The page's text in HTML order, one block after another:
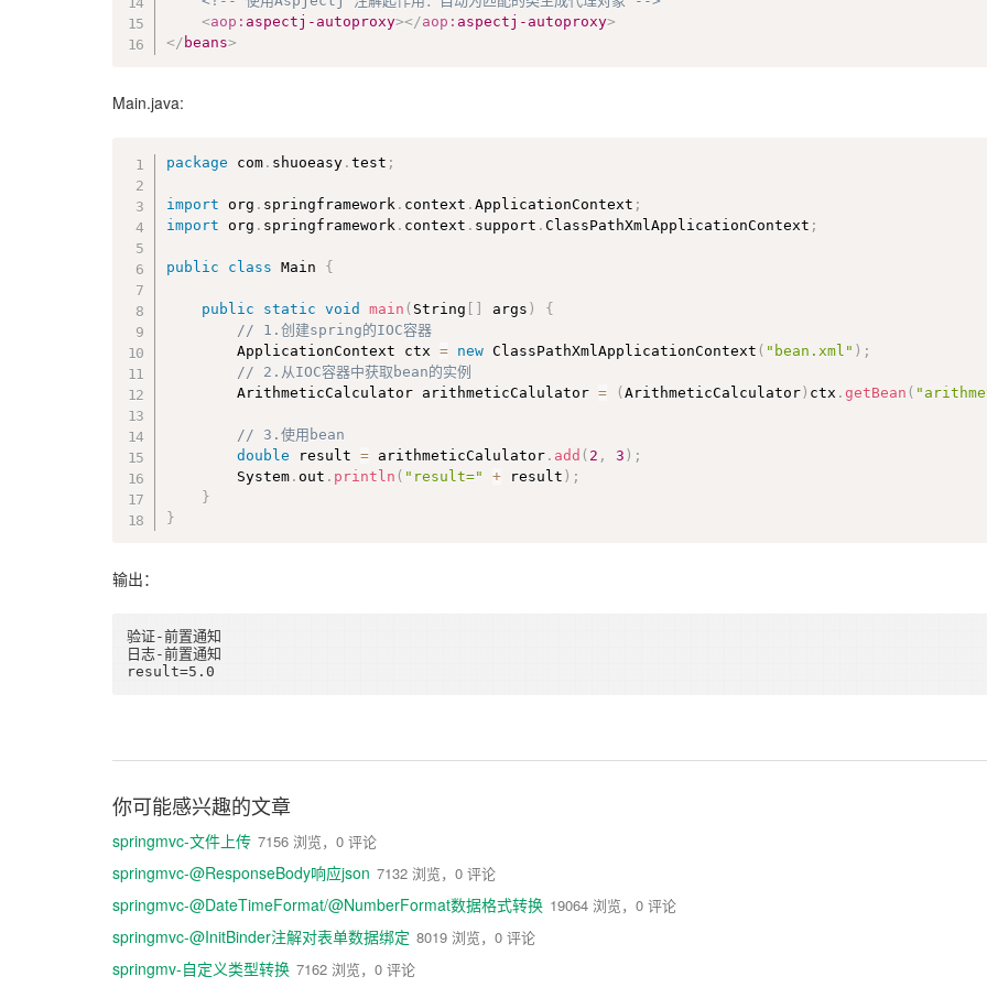
<aop: aspectj-autoproxy></aop: aspectj-autoproxy>
</ beans>
Main.java:
package com . shuoeasy .test ;
import org . springframework . context .ApplicationContext ;
import org . springframework . context . support .ClassPathXmlApplicationContext ;
public class Main {
public static void main ( String args )
{
// 1.创建spring的IOC容器
		ApplicationContext ctx
= new ClassPathXmlApplicationContext ( "bean.xml" ) ;
// 2.从IOC容器中获取bean的实例
		ArithmeticCalculator arithmeticCalulator
= (ArithmeticCalculator ) ctx .getBean (
// 3.使用bean
double result = arithmeticCalulator . add ( 2 , 3 ) ;
		System
. out . println ( "result=" + result ) ;
}
}
输出：
验证-前置通知
日志-前置通知
result=5.0
你可能感兴趣的文章
springmvc-文件上传 7156 浏览，0 评论
springmvc-@ResponseBody响应json 7132 浏览，0 评论
springmvc-@DateTimeFormat/@NumberFormat数据格式转换 19064 浏览，0 评论
springmvc-@InitBinder注解对表单数据绑定 8019 浏览，0 评论
springmv-自定义类型转换 7162 浏览，0 评论